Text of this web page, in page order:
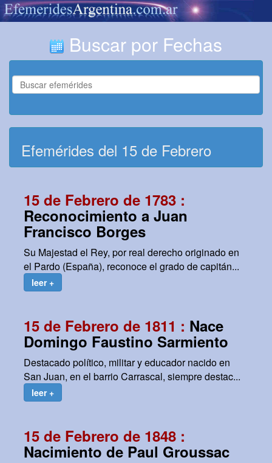
Buscar por Fechas
Efemérides del 15 de Febrero
15 de Febrero de 1783 :
Reconocimiento a Juan
Francisco Borges
Su Majestad el Rey, por real derecho originado en
el Pardo (España), reconoce el grado de capitán...
leer +
15 de Febrero de 1811 : Nace
Domingo Faustino Sarmiento
Destacado político, militar y educador nacido en
San Juan, en el barrio Carrascal, siempre destac...
leer +
15 de Febrero de 1848 :
Nacimiento de Paul Groussac